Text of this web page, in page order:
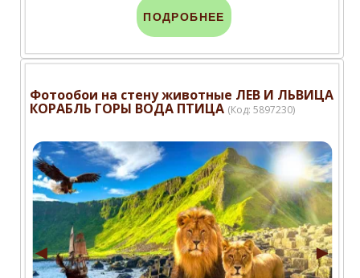
ПОДРОБНЕЕ
Фотообои на стену животные ЛЕВ И ЛЬВИЦА
КОРАБЛЬ ГОРЫ ВОДА ПТИЦА (Код: 5897230)
◄ ►